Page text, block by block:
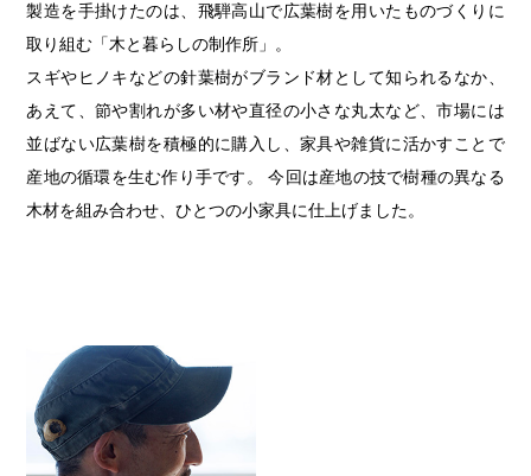
製造を手掛けたのは、飛騨高山で広葉樹を用いたものづくりに
取り組む「木と暮らしの制作所」。
スギやヒノキなどの針葉樹がブランド材として知られるなか、
あえて、節や割れが多い材や直径の小さな丸太など、市場には
並ばない広葉樹を積極的に購入し、家具や雑貨に活かすことで
産地の循環を生む作り手です。 今回は産地の技で樹種の異なる
木材を組み合わせ、ひとつの小家具に仕上げました。